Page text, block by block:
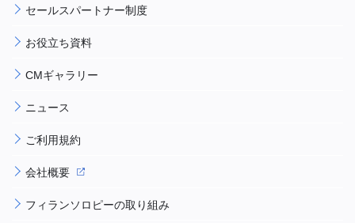
セールスパートナー制度
お役立ち資料
CMギャラリー
ニュース
ご利用規約
会社概要
フィランソロピーの取り組み